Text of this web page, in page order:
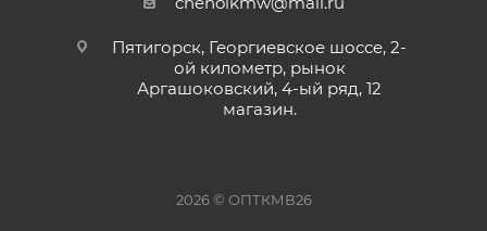
Пятигорск, Георгиевское шоссе, 2-
ой километр, рынок
Аргашоковский, 4-ый ряд, 12
магазин.
2026 © ОПТКМВ26